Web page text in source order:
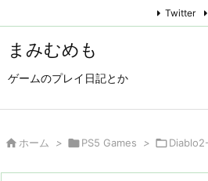
まみむめも
ゲームのプレイ日記とか
Twitter
 ホーム > PS5 Games > 